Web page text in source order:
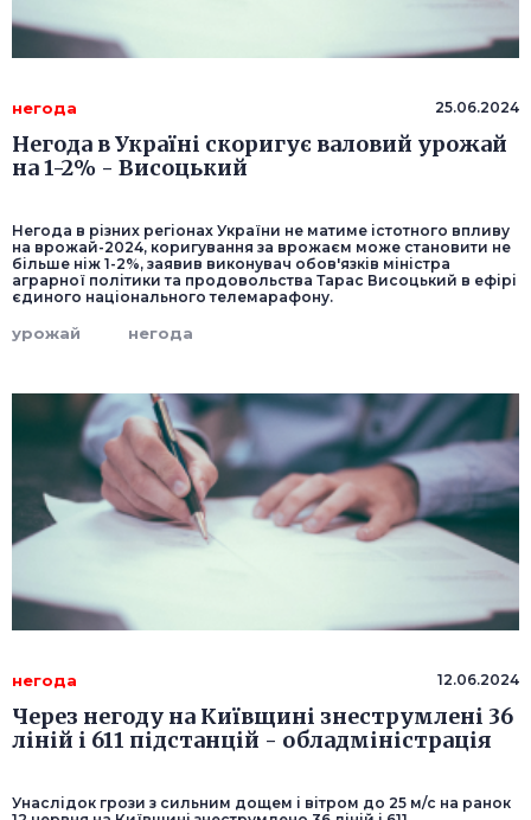
негода 25.06.2024
Негода в Україні скоригує валовий урожай
на 1-2% - Висоцький
Негода в різних регіонах України не матиме істотного впливу
на врожай-2024, коригування за врожаєм може становити не
більше ніж 1-2%, заявив виконувач обов'язків міністра
аграрної політики та продовольства Тарас Висоцький в ефірі
єдиного національного телемарафону.
урожай негода
негода 12.06.2024
Через негоду на Київщині знеструмлені 36
ліній і 611 підстанцій - обладміністрація
Унаслідок грози з сильним дощем і вітром до 25 м/с на ранок